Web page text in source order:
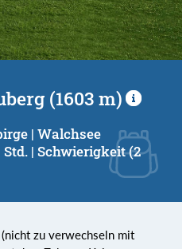
(1603 m)
| Walchsee
Std. | Schwierigkeit (2
zu verwechseln mit